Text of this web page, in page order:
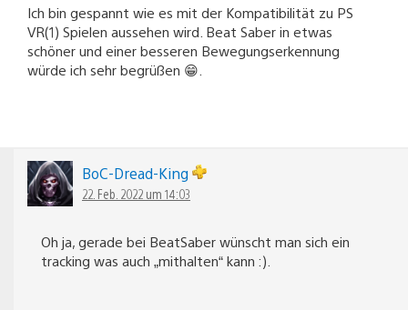
Ich bin gespannt wie es mit der Kompatibilität zu PS
VR(1) Spielen aussehen wird. Beat Saber in etwas
schöner und einer besseren Bewegungserkennung
würde ich sehr begrüßen 😁.
BoC-Dread-King
22. Feb. 2022 um 14:03
Oh ja, gerade bei BeatSaber wünscht man sich ein
tracking was auch „mithalten“ kann :).